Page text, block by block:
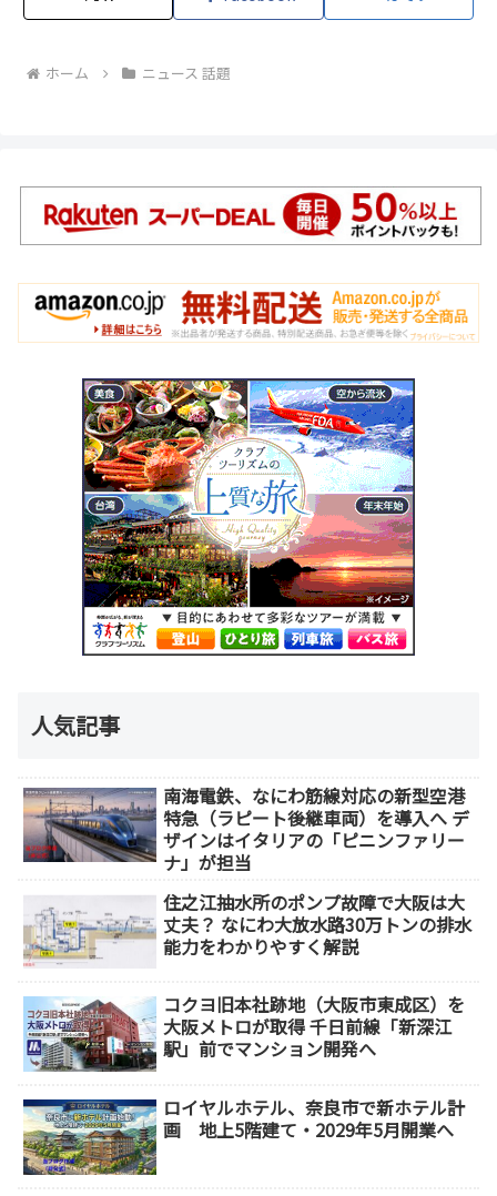
ホーム ニュース 話題
人気記事
南海電鉄、なにわ筋線対応の新型空港
特急（ラピート後継車両）を導入へ デ
ザインはイタリアの「ピニンファリー
ナ」が担当
住之江抽水所のポンプ故障で大阪は大
丈夫？ なにわ大放水路30万トンの排水
能力をわかりやすく解説
コクヨ旧本社跡地（大阪市東成区）を
大阪メトロが取得 千日前線「新深江
駅」前でマンション開発へ
ロイヤルホテル、奈良市で新ホテル計
画 地上5階建て・2029年5月開業へ